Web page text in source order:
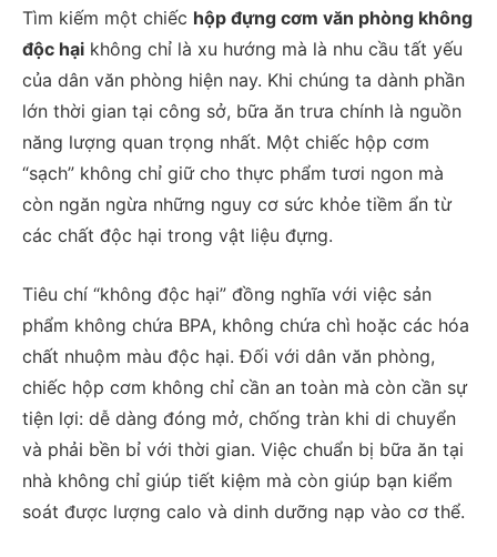
Tìm kiếm một chiếc hộp đựng cơm văn phòng không
độc hại không chỉ là xu hướng mà là nhu cầu tất yếu
của dân văn phòng hiện nay. Khi chúng ta dành phần
lớn thời gian tại công sở, bữa ăn trưa chính là nguồn
năng lượng quan trọng nhất. Một chiếc hộp cơm
“sạch” không chỉ giữ cho thực phẩm tươi ngon mà
còn ngăn ngừa những nguy cơ sức khỏe tiềm ẩn từ
các chất độc hại trong vật liệu đựng.
Tiêu chí “không độc hại” đồng nghĩa với việc sản
phẩm không chứa BPA, không chứa chì hoặc các hóa
chất nhuộm màu độc hại. Đối với dân văn phòng,
chiếc hộp cơm không chỉ cần an toàn mà còn cần sự
tiện lợi: dễ dàng đóng mở, chống tràn khi di chuyển
và phải bền bỉ với thời gian. Việc chuẩn bị bữa ăn tại
nhà không chỉ giúp tiết kiệm mà còn giúp bạn kiểm
soát được lượng calo và dinh dưỡng nạp vào cơ thể.